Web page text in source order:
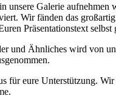
unsere Galerie aufnehmen
Wir fänden das
Präsentationstext selbst
und Ähnliches wird von
für eure Unterstützung.